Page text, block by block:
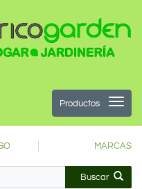
Productos
MARCAS
Buscar